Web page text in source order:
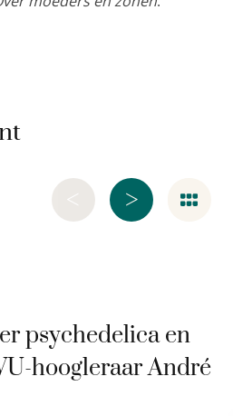
>
<
psychedelica en
hoogleraar André